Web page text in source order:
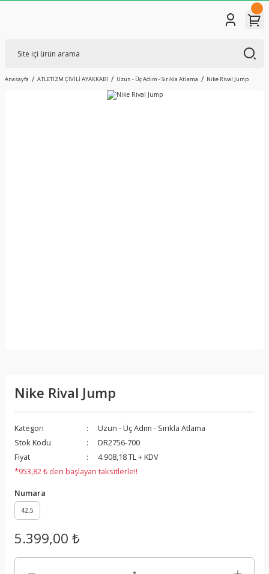
Anasayfa ATLETİZM ÇİVİLİ AYAKKABI Uzun - Üç Adım - Sırıkla Atlama Nike Rival Jump
Nike Rival Jump
Kategori
Uzun - Üç Adım - Sırıkla Atlama
Stok Kodu
DR2756-700
Fiyat
4.908,18 TL + KDV
*953,82 ₺ den başlayan taksitlerle!!
Numara
42,5
5.399,00 ₺